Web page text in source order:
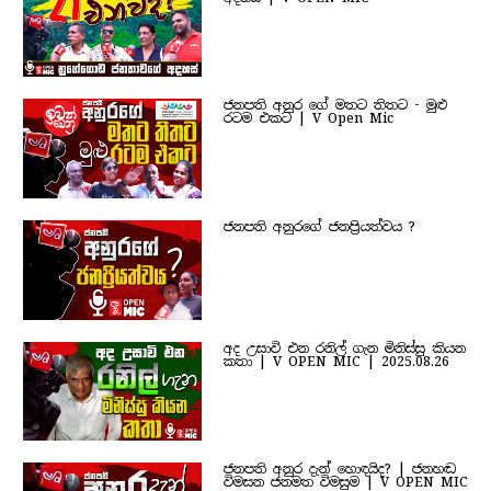
ජනපති අනුර ගේ මතට තිතට - මුළු
රටම එකට | V Open Mic
ජනපති අනුරගේ ජනප්‍රියත්වය ?
අද උසාවි එන රනිල් ගැන මිනිස්සු කියන
කතා | V OPEN MIC | 2025.08.26
ජනපති අනුර දැන් හොඳයිද? | ජනහඬ
විමසන ජනමත විමසුම | V OPEN MIC